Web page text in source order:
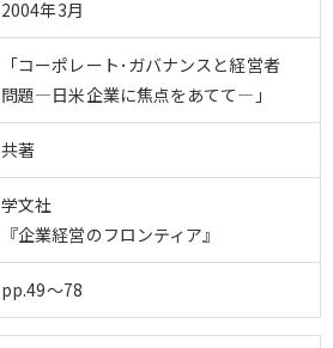
2004年3月
「コーポレート･ガバナンスと経営者
問題―日米企業に焦点をあてて―」
共著
学文社
『企業経営のフロンティア』
pp.49～78